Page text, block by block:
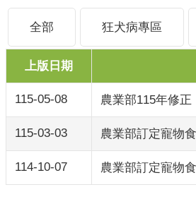
全部 狂犬病專區
上版日期
115-05-08 農業部115年修
115-03-03 農業部訂定寵物
114-10-07 農業部訂定寵物